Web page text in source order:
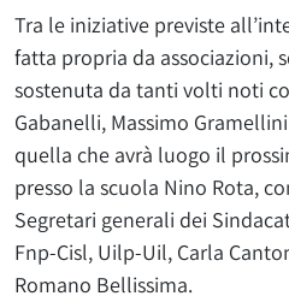
Tra le iniziative previste
fatta propria da associazioni,
sostenuta da tanti volti noti
Gabanelli, Massimo
quella che avrà luogo il
presso la scuola Nino Rota,
Segretari generali dei
Fnp-Cisl, Uilp-Uil, Carla
Romano Bellissima.